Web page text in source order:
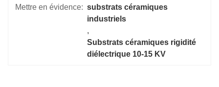
Mettre en évidence: substrats céramiques
industriels
,
Substrats céramiques rigidité
diélectrique 10-15 KV